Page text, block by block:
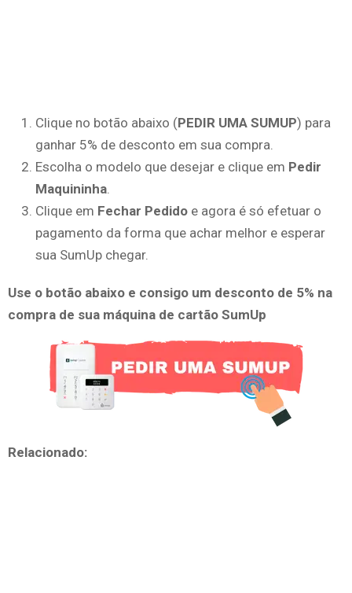
Clique no botão abaixo (PEDIR UMA SUMUP) para
ganhar 5% de desconto em sua compra.
Escolha o modelo que desejar e clique em Pedir
Maquininha
Clique em Fechar Pedido e agora é só efetuar o
pagamento da forma que achar melhor e esperar
sua SumUp chegar.
Use o botão abaixo e consigo um desconto de 5% na
compra de sua máquina de cartão SumUp
Relacionado: